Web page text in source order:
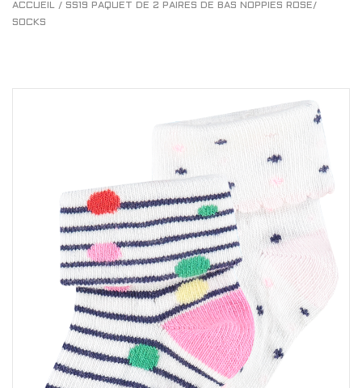
ACCUEIL / SS19 PAQUET DE 2 PAIRES DE BAS NOPPIES ROSE/
SOCKS